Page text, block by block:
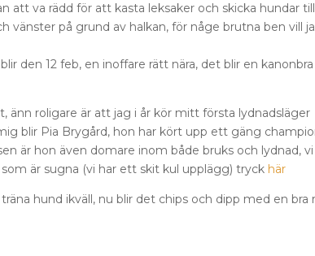
att va rädd för att kasta leksaker och skicka hundar till
vänster på grund av halkan, för någe brutna ben vill
den 12 feb, en inoffare rätt nära, det blir en kanonbra
änn roligare är att jag i år kör mitt första lydnadsläger
blir Pia Brygård, hon har kört upp ett gäng
är hon även domare inom både bruks och lydnad, vi
är sugna (vi har ett skit kul upplägg) tryck här
hund ikväll, nu blir det chips och dipp med en bra